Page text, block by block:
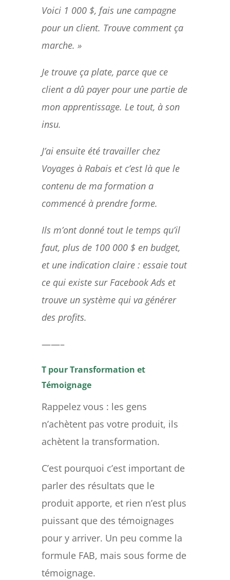
Voici 1 000 $, fais une campagne
pour un client. Trouve comment ça
marche. »
Je trouve ça plate, parce que ce
client a dû payer pour une partie de
mon apprentissage. Le tout, à son
insu.
J’ai ensuite été travailler chez
Voyages à Rabais et c’est là que le
contenu de ma formation a
commencé à prendre forme.
Ils m’ont donné tout le temps qu’il
faut, plus de 100 000 $ en budget,
et une indication claire : essaie tout
ce qui existe sur Facebook Ads et
trouve un système qui va générer
des profits.
——–
T pour Transformation et
Témoignage
Rappelez vous : les gens
n’achètent pas votre produit, ils
achètent la transformation.
C’est pourquoi c’est important de
parler des résultats que le
produit apporte, et rien n’est plus
puissant que des témoignages
pour y arriver. Un peu comme la
formule FAB, mais sous forme de
témoignage.